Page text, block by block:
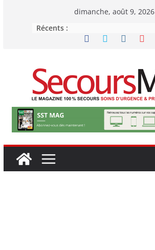
dimanche, août 9, 2026
Récents :